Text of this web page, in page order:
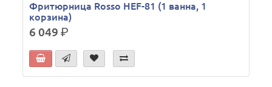
Фритюрница Rosso HEF-81 (1 ванна, 1
корзина)
6 049р.